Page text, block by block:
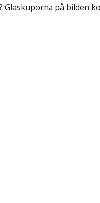
? Glaskuporna på bilden